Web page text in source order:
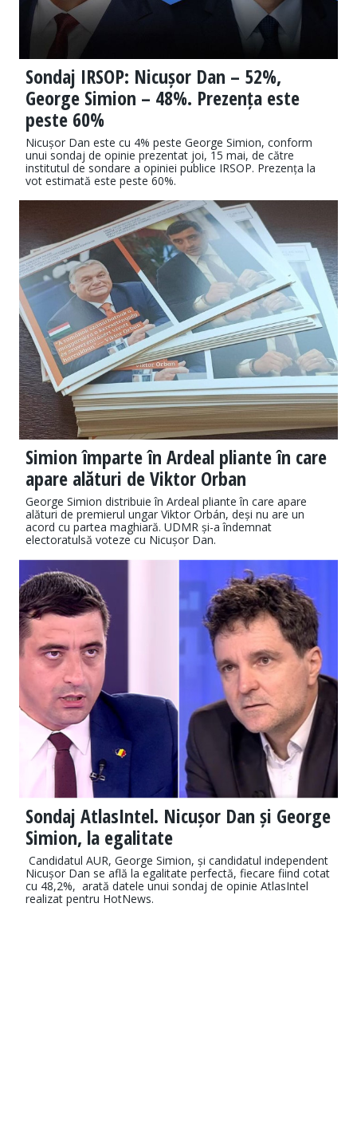
Sondaj IRSOP: Nicușor Dan – 52%,
George Simion – 48%. Prezența este
peste 60%
Nicușor Dan este cu 4% peste George Simion, conform
unui sondaj de opinie prezentat joi, 15 mai, de către
institutul de sondare a opiniei publice IRSOP. Prezența la
vot estimată este peste 60%.
Simion împarte în Ardeal pliante în care
apare alături de Viktor Orban
George Simion distribuie în Ardeal pliante în care apare
alături de premierul ungar Viktor Orbán, deși nu are un
acord cu partea maghiară. UDMR și-a îndemnat
electoratulsă voteze cu Nicușor Dan.
Sondaj AtlasIntel. Nicușor Dan și George
Simion, la egalitate
Candidatul AUR, George Simion, și candidatul independent
Nicușor Dan se află la egalitate perfectă, fiecare fiind cotat
cu 48,2%, arată datele unui sondaj de opinie AtlasIntel
realizat pentru HotNews.